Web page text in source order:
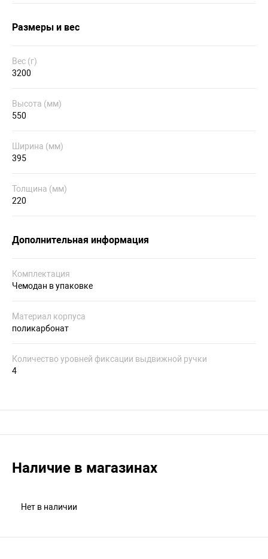
Размеры и вес
Вес (г)
3200
Высота (мм)
550
Ширина (мм)
395
Толщина (мм)
220
Дополнительная информация
Комплектация
Чемодан в упаковке
Материал корпуса
поликарбонат
Количество уровней фиксации выдвижной ручки
4
Наличие в магазинах
Нет в наличии